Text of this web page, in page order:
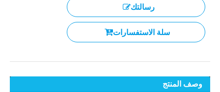
رسالتك
سلة الاستفسارات
وصف المنتج